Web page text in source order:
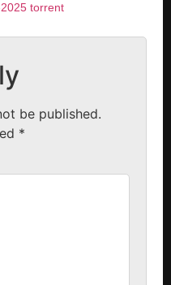
torrent
be published.
*